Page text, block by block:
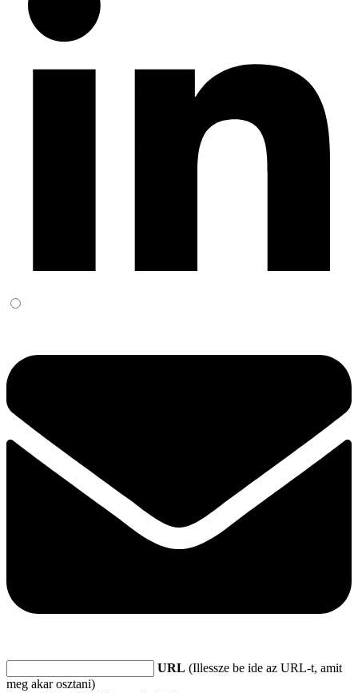
URL (Illessze be ide az URL-t, amit
meg akar osztani)